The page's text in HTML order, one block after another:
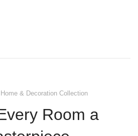
& Decoration Collection
Room a